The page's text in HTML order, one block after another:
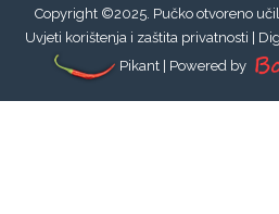
Copyright ©2025. Pučko otvoreno
Uvjeti korištenja i zaštita privatnosti
Pikant | Powered by